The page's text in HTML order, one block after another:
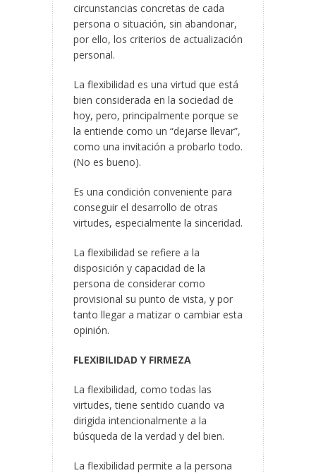
circunstancias concretas de cada
persona o situación, sin abandonar,
por ello, los criterios de actualización
personal.
La flexibilidad es una virtud que está
bien considerada en la sociedad de
hoy, pero, principalmente porque se
la entiende como un “dejarse llevar”,
como una invitación a probarlo todo.
(No es bueno).
Es una condición conveniente para
conseguir el desarrollo de otras
virtudes, especialmente la sinceridad.
La flexibilidad se refiere a la
disposición y capacidad de la
persona de considerar como
provisional su punto de vista, y por
tanto llegar a matizar o cambiar esta
opinión.
FLEXIBILIDAD Y FIRMEZA
La flexibilidad, como todas las
virtudes, tiene sentido cuando va
dirigida intencionalmente a la
búsqueda de la verdad y del bien.
La flexibilidad permite a la persona